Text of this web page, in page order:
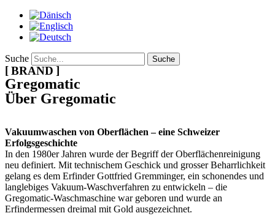
Suche Suche
BRAND
Gregomatic
Über Gregomatic
Vakuumwaschen von Oberflächen – eine Schweizer
Erfolgsgeschichte
In den 1980er Jahren wurde der Begriff der Oberflächenreinigung
neu definiert. Mit technischem Geschick und grosser Beharrlichkeit
gelang es dem Erfinder Gottfried Gremminger, ein schonendes und
langlebiges Vakuum-Waschverfahren zu entwickeln – die
Gregomatic-Waschmaschine war geboren und wurde an
Erfindermessen dreimal mit Gold ausgezeichnet.